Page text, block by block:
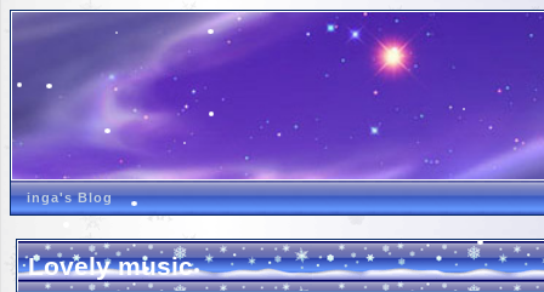
inga's Blog
Lovely music